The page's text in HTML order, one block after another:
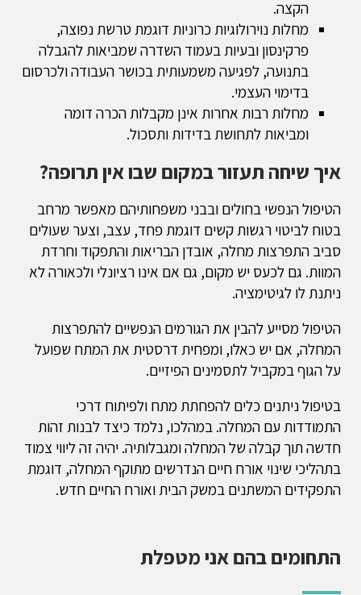
הקצה.
מחלות נוירולוגיות כרוניות דוגמת טרשת נפוצה,
פרקינסון ובעיות בעמוד השדרה שמביאות להגבלה
בתנועה, לפגיעה משמעותית בכושר העבודה ולכרסום
בדימוי העצמי.
מחלות רבות אחרות אינן מקבלות הכרה דומה
ומביאות לתחושת בדידות ותסכול.
איך שיחה תעזור במקום שבו אין תרופה?
הטיפול הנפשי בחולים ובבני משפחותיהם מאפשר מרחב
בטוח לביטוי רגשות קשים דוגמת פחד, עצב, וצער שעולים
סביב התפרצות מחלה, אובדן הבריאות והתפקוד וחרדת
המוות. גם לכעס יש מקום, גם אם אינו רציונלי ולכאורה לא
ניתנת לו לגיטימציה.
הטיפול מסייע להבין את הגורמים הנפשיים להתפרצות
המחלה, אם יש כאלו, ומפחית דרסטית את המתח שפועל
על הגוף במקביל לתסמינים הפיזיים.
בטיפול ניתנים כלים להפחתת מתח ולפיתוח דרכי
התמודדות עם המחלה. במהלכו, נלמד כיצד לבנות זהות
חדשה תוך קבלה של המחלה ומגבלותיה. יהיה זה ליווי צמוד
בתהליכי שינוי אורח חיים הנדרשים מתוקף המחלה, דוגמת
התפקידים המשתנים במשק הבית ואורח החיים חדש.
התחומים בהם אני מטפלת